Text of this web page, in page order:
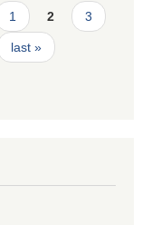
1 2 3
last »